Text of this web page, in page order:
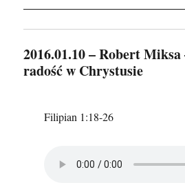
2016.01.10 – Robert
radość w Chrystusie
Filipian 1:18-26